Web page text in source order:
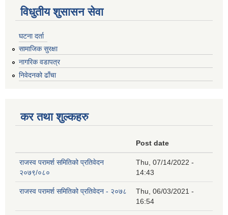
विधुतीय शुसासन सेवा
घटना दर्ता
सामाजिक सुरक्षा
नागरिक वडापत्र
निवेदनको ढाँचा
कर तथा शुल्कहरु
Post date
राजस्व परामर्श समितिको प्रतिवेदन
२०७९/०८०
Thu, 07/14/2022 -
14:43
राजस्व परामर्श समितिको प्रतिवेदन - २०७८
Thu, 06/03/2021 -
16:54